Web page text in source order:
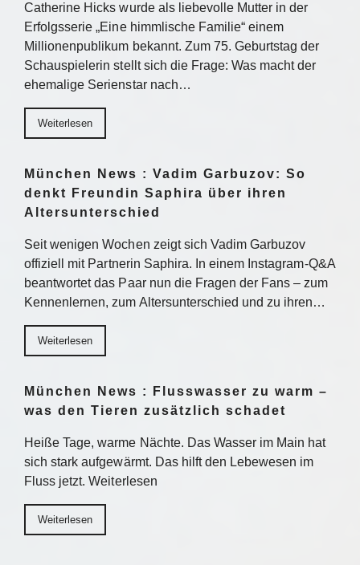
Catherine Hicks wurde als liebevolle Mutter in der
Erfolgsserie „Eine himmlische Familie“ einem
Millionenpublikum bekannt. Zum 75. Geburtstag der
Schauspielerin stellt sich die Frage: Was macht der
ehemalige Serienstar nach…
Weiterlesen
München News : Vadim Garbuzov: So
denkt Freundin Saphira über ihren
Altersunterschied
Seit wenigen Wochen zeigt sich Vadim Garbuzov
offiziell mit Partnerin Saphira. In einem Instagram-Q&A
beantwortet das Paar nun die Fragen der Fans – zum
Kennenlernen, zum Altersunterschied und zu ihren…
Weiterlesen
München News : Flusswasser zu warm –
was den Tieren zusätzlich schadet
Heiße Tage, warme Nächte. Das Wasser im Main hat
sich stark aufgewärmt. Das hilft den Lebewesen im
Fluss jetzt. Weiterlesen
Weiterlesen